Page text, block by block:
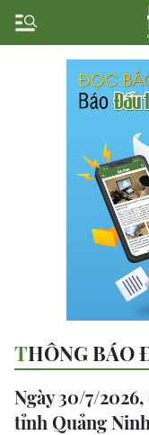
THÔNG BÁO
Ngày 30/7/
tỉnh Quảng Ninh